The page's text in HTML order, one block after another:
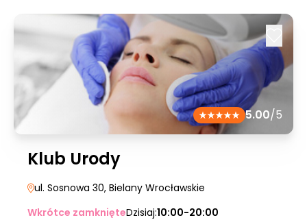
5.00/5
Klub Urody
ul. Sosnowa 30, Bielany Wrocławskie
Wkrótce zamknięteDzisiaj:10:00-20:00